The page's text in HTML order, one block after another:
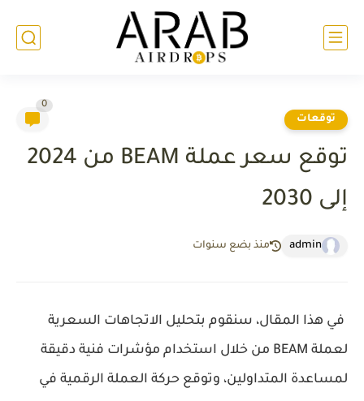
توقعات
0
توقع سعر عملة BEAM من 2024
إلى 2030
admin منذ بضع سنوات
في هذا المقال، سنقوم بتحليل الاتجاهات السعرية
لعملة BEAM من خلال استخدام مؤشرات فنية دقيقة
لمساعدة المتداولين، وتوقع حركة العملة الرقمية في